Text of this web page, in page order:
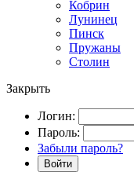
Кобрин
Лунинец
Пинск
Пружаны
Столин
Закрыть
Логин:
Пароль:
Забыли пароль?
Войти